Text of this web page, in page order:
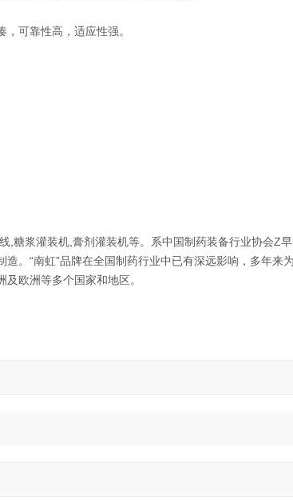
可靠性高，适应性强。
,糖浆灌装机,膏剂灌装机等。系中国制药装备行业协会Z
。“南虹”品牌在全国制药行业中已有深远影响，多年来
欧洲等多个国家和地区。